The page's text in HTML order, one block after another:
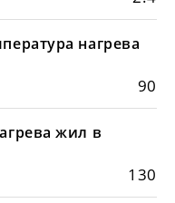
нагрева
90
жил в
130